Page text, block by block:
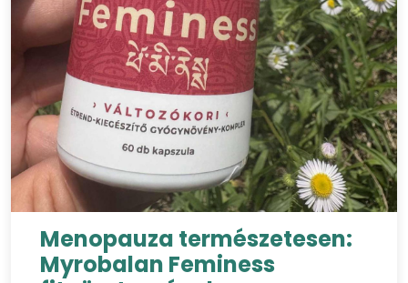
Menopauza természetesen:
Myrobalan Feminess